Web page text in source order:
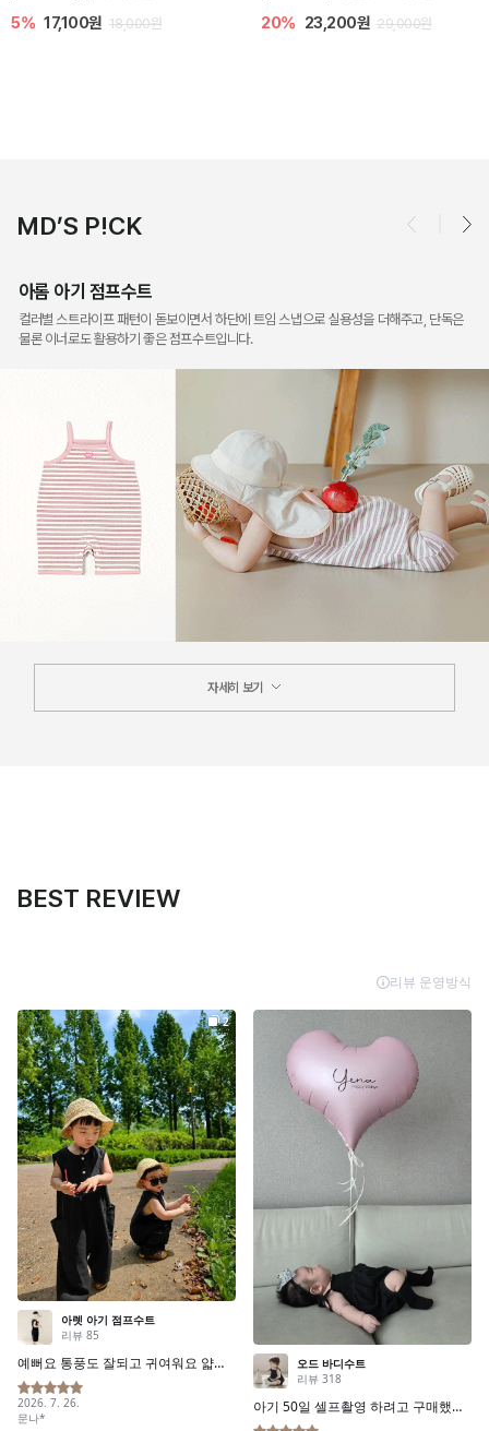
18,000원 20% 23,200원 29,000원 10%
MD’S P!CK
아롬 아기 점프수트
컬러별 스트라이프 패턴이 돋보이면서 하단에 트임 스냅으로 실용성을 더해주고, 단독은
물론 이너로도 활용하기 좋은 점프수트입니다.
자세히 보기
BEST REVIEW